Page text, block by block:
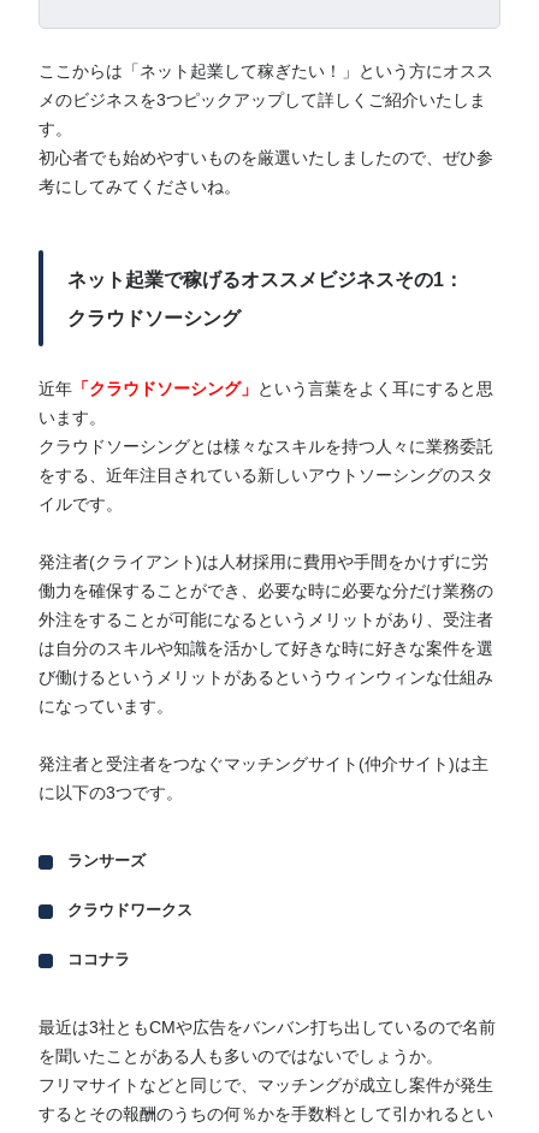
ここからは「ネット起業して稼ぎたい！」という方にオスス
メのビジネスを3つピックアップして詳しくご紹介いたしま
す。
初心者でも始めやすいものを厳選いたしましたので、ぜひ参
考にしてみてくださいね。
ネット起業で稼げるオススメビジネスその1：
クラウドソーシング
近年 「クラウドソーシング」 という言葉をよく耳にすると思
います。
クラウドソーシングとは様々なスキルを持つ人々に業務委託
をする、近年注目されている新しいアウトソーシングのスタ
イルです。
発注者(クライアント)は人材採用に費用や手間をかけずに労
働力を確保することができ、必要な時に必要な分だけ業務の
外注をすることが可能になるというメリットがあり、受注者
は自分のスキルや知識を活かして好きな時に好きな案件を選
び働けるというメリットがあるというウィンウィンな仕組み
になっています。
発注者と受注者をつなぐマッチングサイト(仲介サイト)は主
に以下の3つです。
ランサーズ
クラウドワークス
ココナラ
最近は3社ともCMや広告をバンバン打ち出しているので名前
を聞いたことがある人も多いのではないでしょうか。
フリマサイトなどと同じで、マッチングが成立し案件が発生
するとその報酬のうちの何％かを手数料として引かれるとい